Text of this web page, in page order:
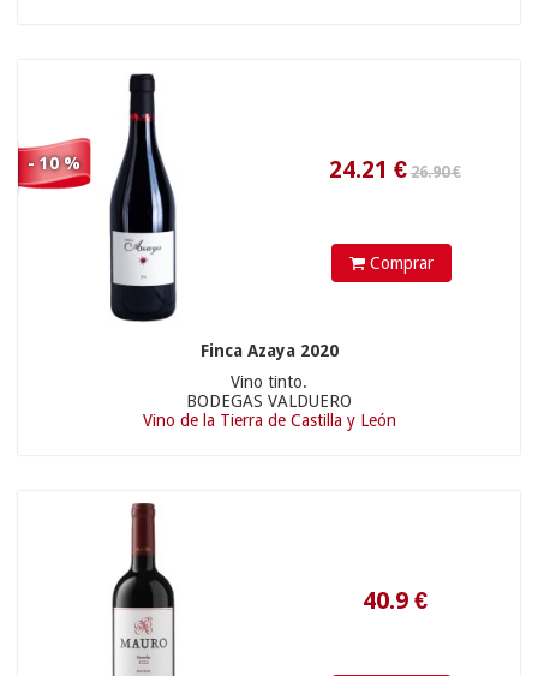
- 10 %
Comprar
Finca Azaya 2020
Vino tinto.
BODEGAS VALDUERO
Vino de la Tierra de Castilla y León
€
10.90 €